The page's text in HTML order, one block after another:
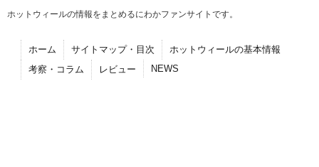
ホットウィールの情報をまとめるにわかファンサイトです。
ホーム サイトマップ・目次
ホットウィールの基本情報
考察・コラム
レビュー NEWS